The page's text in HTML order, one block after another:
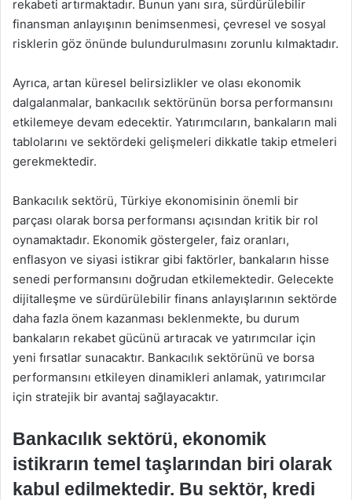
rekabeti artırmaktadır. Bunun yanı sıra, sürdürülebilir
finansman anlayışının benimsenmesi, çevresel ve sosyal
risklerin göz önünde bulundurulmasını zorunlu kılmaktadır.
Ayrıca, artan küresel belirsizlikler ve olası ekonomik
dalgalanmalar, bankacılık sektörünün borsa performansını
etkilemeye devam edecektir. Yatırımcıların, bankaların mali
tablolarını ve sektördeki gelişmeleri dikkatle takip etmeleri
gerekmektedir.
Bankacılık sektörü, Türkiye ekonomisinin önemli bir
parçası olarak borsa performansı açısından kritik bir rol
oynamaktadır. Ekonomik göstergeler, faiz oranları,
enflasyon ve siyasi istikrar gibi faktörler, bankaların hisse
senedi performansını doğrudan etkilemektedir. Gelecekte
dijitalleşme ve sürdürülebilir finans anlayışlarının sektörde
daha fazla önem kazanması beklenmekte, bu durum
bankaların rekabet gücünü artıracak ve yatırımcılar için
yeni fırsatlar sunacaktır. Bankacılık sektörünü ve borsa
performansını etkileyen dinamikleri anlamak, yatırımcılar
için stratejik bir avantaj sağlayacaktır.
Bankacılık sektörü, ekonomik
istikrarın temel taşlarından biri olarak
kabul edilmektedir. Bu sektör, kredi